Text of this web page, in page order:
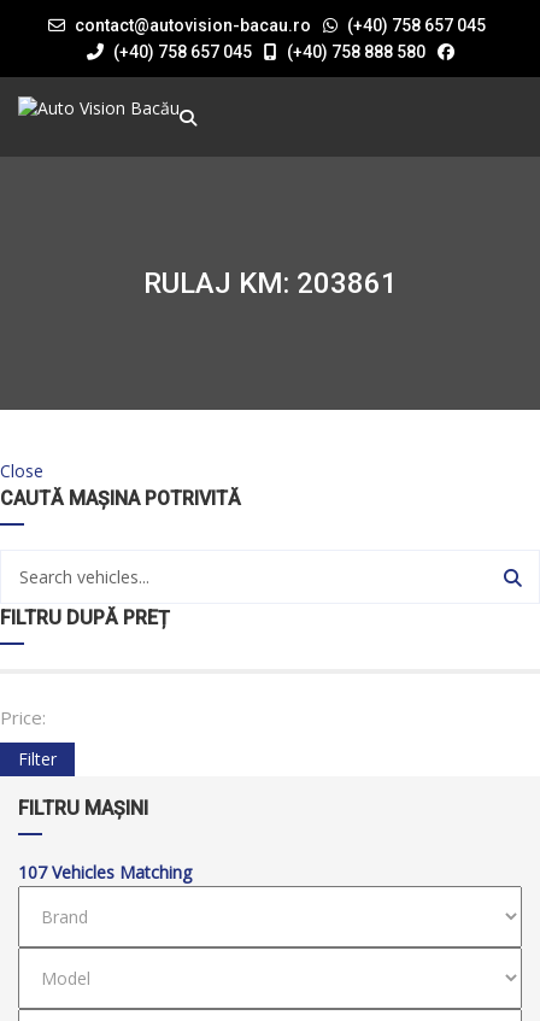
contact@autovision-bacau.ro
(+40) 758 657 045
(+40) 758 657 045
(+40) 758 888 580
RULAJ KM: 203861
Close
CAUTĂ MAȘINA POTRIVITĂ
FILTRU DUPĂ PREȚ
Price:
Filter
FILTRU MAȘINI
107 Vehicles Matching